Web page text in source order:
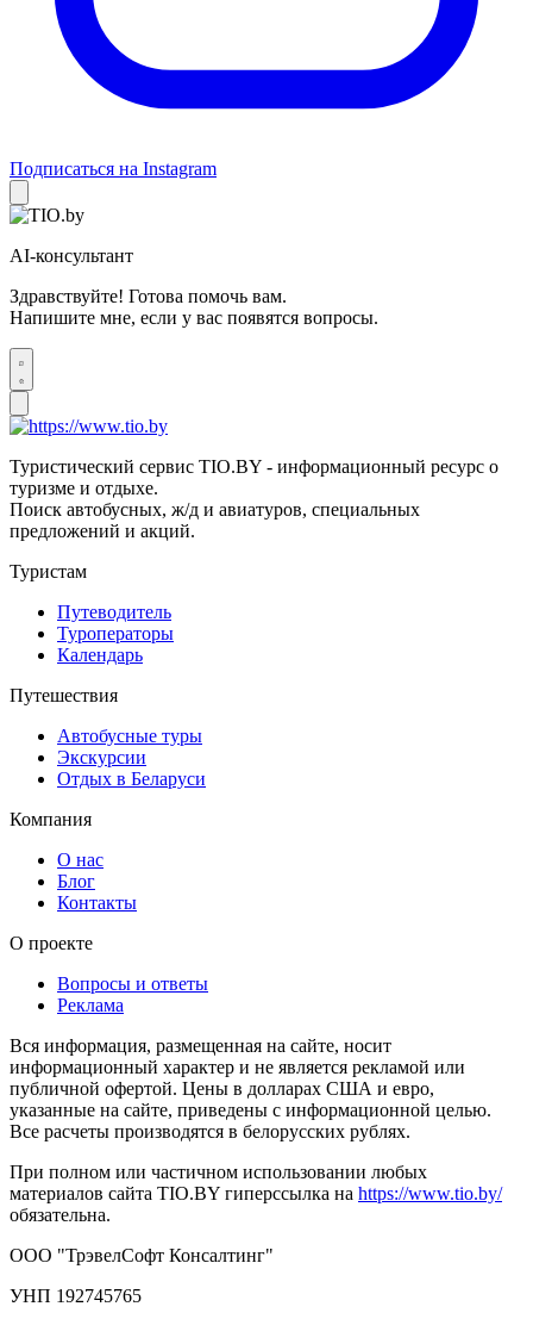
Подписаться на Instagram
AI-консультант
Здравствуйте! Готова помочь вам.
Напишите мне, если у вас появятся вопросы.
Туристический сервис TIO.BY - информационный ресурс о
туризме и отдыхе.
Поиск автобусных, ж/д и авиатуров, специальных
предложений и акций.
Туристам
Путеводитель
Туроператоры
Календарь
Путешествия
Автобусные туры
Экскурсии
Отдых в Беларуси
Компания
О нас
Блог
Контакты
О проекте
Вопросы и ответы
Реклама
Вся информация, размещенная на сайте, носит
информационный характер и не является рекламой или
публичной офертой. Цены в долларах США и евро,
указанные на сайте, приведены с информационной целью.
Все расчеты производятся в белорусских рублях.
При полном или частичном использовании любых
материалов сайта TIO.BY гиперссылка на https://www.tio.by/
обязательна.
ООО "ТрэвелСофт Консалтинг"
УНП 192745765